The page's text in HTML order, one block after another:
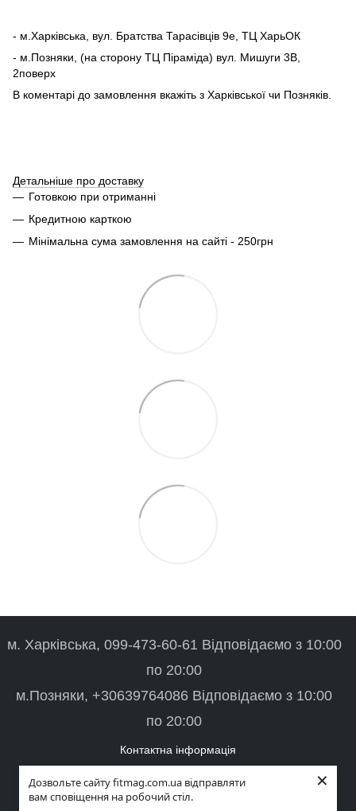
Дозвольте сайту fitmag.com.ua відправляти
вам сповіщення на робочий стіл.
×
- м.Харківська, вул. Братства Тарасівців 9е, ТЦ ХарьОК
- м.Позняки, (на сторону ТЦ Піраміда) вул. Мишуги 3В,
2поверх
В коментарі до замовлення вкажіть з Харківської чи Позняків.
Детальніше про доставку
Готовкою при отриманні
Кредитною карткою
Мінімальна сума замовлення на сайті - 250грн
м. Харківська, 099-473-60-61 Відповідаємо з 10:00
по 20:00
м.Позняки, +30639764086 Відповідаємо з 10:00
по 20:00
Контактна інформація
Повна версія сайту